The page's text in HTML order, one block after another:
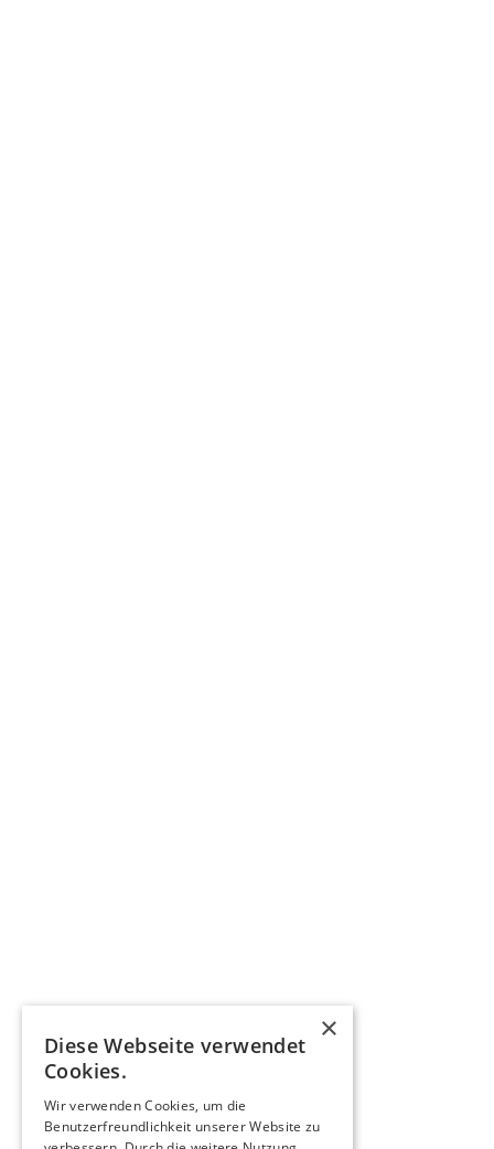
×
Diese Webseite verwendet
Cookies.
Wir verwenden Cookies, um die
Benutzerfreundlichkeit unserer Website zu